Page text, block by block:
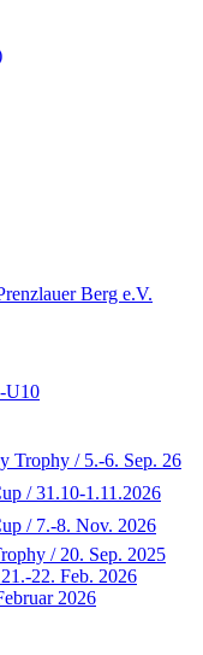
Berg e.V.
U10
Trophy / 5.-6. Sep. 26
/ 31.10-1.11.2026
/ 7.-8. Nov. 2026
/ 20. Sep. 2025
22. Feb. 2026
2026